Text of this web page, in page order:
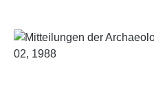
Bildergalerie überspringen